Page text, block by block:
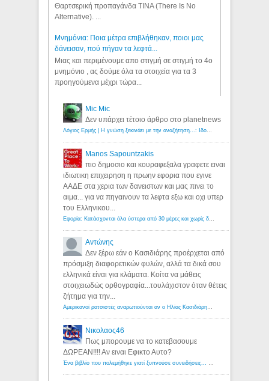
Θαρτσερική προπαγάνδα TINA (There Is No
Alternative). ...
Μνημόνια: Ποια μέτρα επιβλήθηκαν, ποιοι μας
δάνεισαν, πού πήγαν τα λεφτά...
Μιας και περιμένουμε απο στιγμή σε στιγμή το 4ο
μνημόνιο , ας δούμε όλα τα στοιχεία για τα 3
προηγούμενα μέχρι τώρα...
Mic Mic
Δεν υπάρχει τέτοιο άρθρο στο planetnews
Manos Sapountzakis
πιο δημοσιο και κουραφεξαλα γραφετε ειναι
ιδιωτικη επιχειρηση η πρωην εφορια που εγινε
ΑΑΔΕ στα χερια των δανειστων και μας πινει το
αιμα... για να πηγαινουν τα λεφτα εξω και οχι υπερ
του Ελληνικου...
Αντώνης
Δεν ξέρω εάν ο Κασιδιάρης προέρχεται από
πρόσμιξη διαφορετικών φυλών, αλλά τα δικά σου
ελληνικά είναι για κλάματα. Κοίτα να μάθεις
στοιχειωδώς ορθογραφία...τουλάχιστον όταν θέτεις
ζήτημα για την...
Νικολαος46
Πως μπορουμε να το κατεβασουμε
ΔΩΡΕΑΝ!!!! Αν ειναι Εφικτο Αυτο?